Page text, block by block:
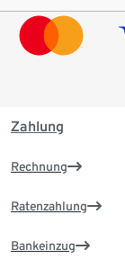
Zahlung
Rechnung
Ratenzahlung
Bankeinzug